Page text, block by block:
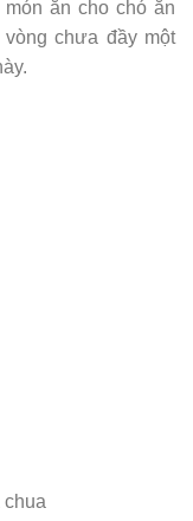
ăn cho chó ăn
chưa đầy một